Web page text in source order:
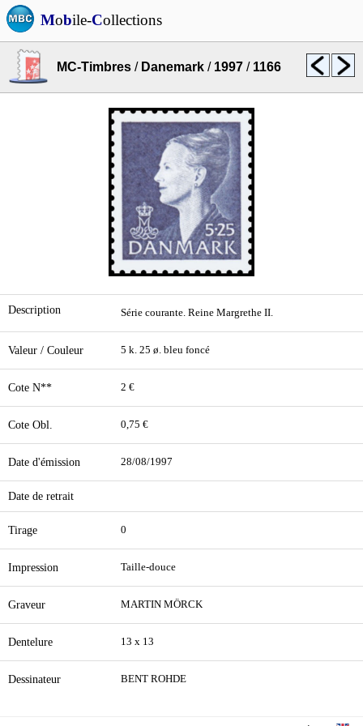
Mobile-Collections
MC-Timbres / Danemark / 1997 / 1166
Description Série courante. Reine Margrethe II.
Valeur / Couleur 5 k. 25 ø. bleu foncé
Cote N** 2 €
Cote Obl. 0,75 €
Date d'émission 28/08/1997
Date de retrait
Tirage 0
Impression Taille-douce
Graveur MARTIN MÖRCK
Dentelure 13 x 13
Dessinateur BENT ROHDE